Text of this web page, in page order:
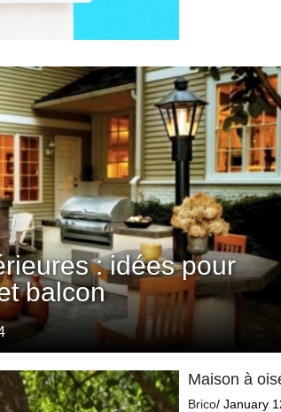
: idées pour
balcon
Maison à
Brico/ January